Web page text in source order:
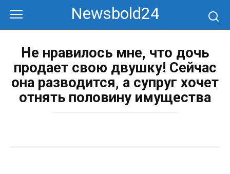
контенту
Newsbold24
Не нравилось мне, что дочь
продает свою двушку! Сейчас
она разводится, а супруг хочет
отнять половину имущества